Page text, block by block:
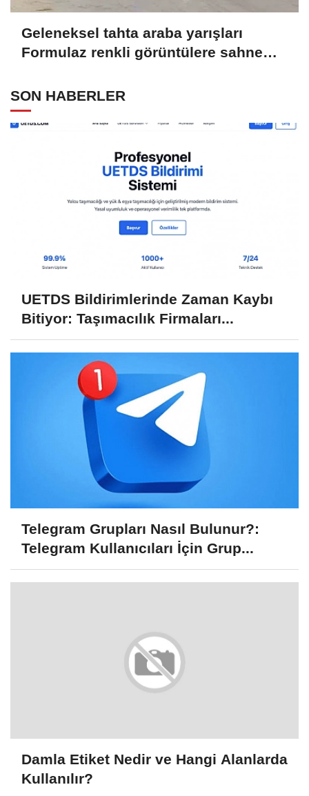
Geleneksel tahta araba yarışları
Formulaz renkli görüntülere sahne
SON HABERLER
UETDS Bildirimlerinde Zaman Kaybı
Bitiyor: Taşımacılık Firmaları...
Telegram Grupları Nasıl Bulunur?:
Telegram Kullanıcıları İçin Grup...
Damla Etiket Nedir ve Hangi Alanlarda
Kullanılır?